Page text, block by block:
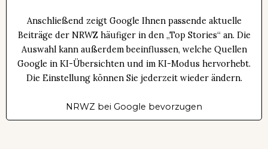
Anschließend zeigt Google Ihnen passende aktuelle
Beiträge der NRWZ häufiger in den „Top Stories“ an. Die
Auswahl kann außerdem beeinflussen, welche Quellen
Google in KI-Übersichten und im KI-Modus hervorhebt.
Die Einstellung können Sie jederzeit wieder ändern.
NRWZ bei Google bevorzugen